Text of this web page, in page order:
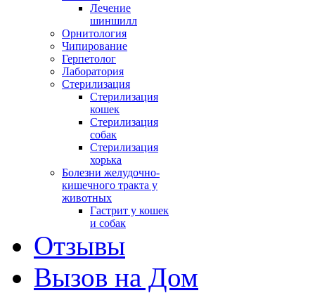
Лечение
шиншилл
Орнитология
Чипирование
Герпетолог
Лаборатория
Стерилизация
Стерилизация
кошек
Стерилизация
собак
Стерилизация
хорька
Болезни желудочно-
кишечного тракта у
животных
Гастрит у кошек
и собак
Отзывы
Вызов на Дом